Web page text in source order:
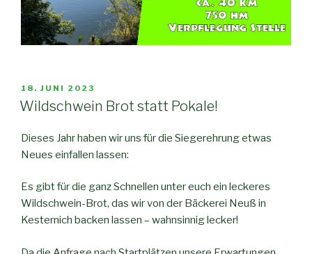
VERÖFFENTLICHT
AM
18. JUNI 2023
Wildschwein Brot statt Pokale!
Dieses Jahr haben wir uns für die Siegerehrung etwas
Neues einfallen lassen:
Es gibt für die ganz Schnellen unter euch ein leckeres
Wildschwein-Brot, das wir von der Bäckerei Neuß in
Kesternich backen lassen – wahnsinnig lecker!